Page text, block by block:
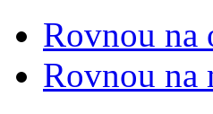
Rovnou na
Rovnou na